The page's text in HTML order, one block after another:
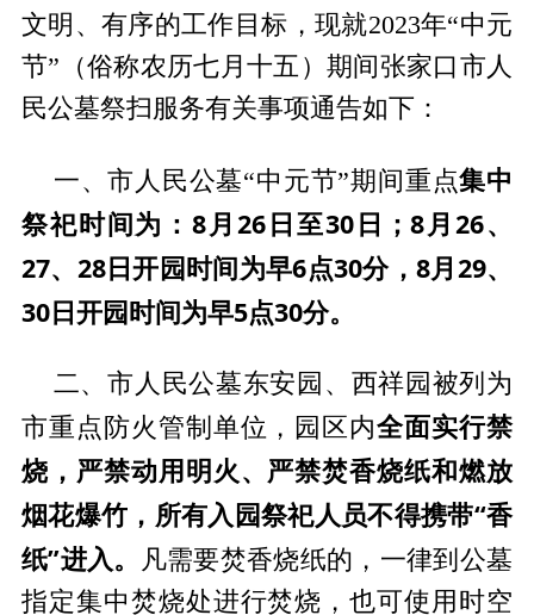
文明、有序的工作目标，现就2023年“中元
节”（俗称农历七月十五）期间张家口市人
民公墓祭扫服务有关事项通告如下：
一、市人民公墓“中元节”期间重点集中
祭祀时间为：8月26日至30日；8月26、
27、28日开园时间为早6点30分，8月29、
30日开园时间为早5点30分。
二、市人民公墓东安园、西祥园被列为
市重点防火管制单位，园区内全面实行禁
烧，严禁动用明火、严禁焚香烧纸和燃放
烟花爆竹，所有入园祭祀人员不得携带“香
纸”进入。
凡需要焚香烧纸的，一律到公墓
指定集中焚烧处进行焚烧，也可使用时空